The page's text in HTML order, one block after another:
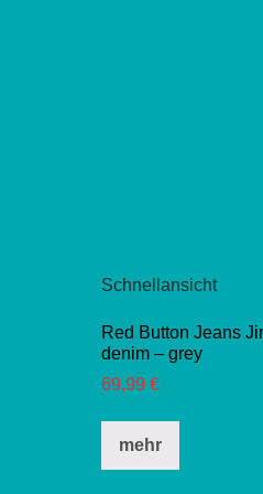
Schnellansicht
Red Button Jeans
denim – grey
69,99 €
mehr
Dieses